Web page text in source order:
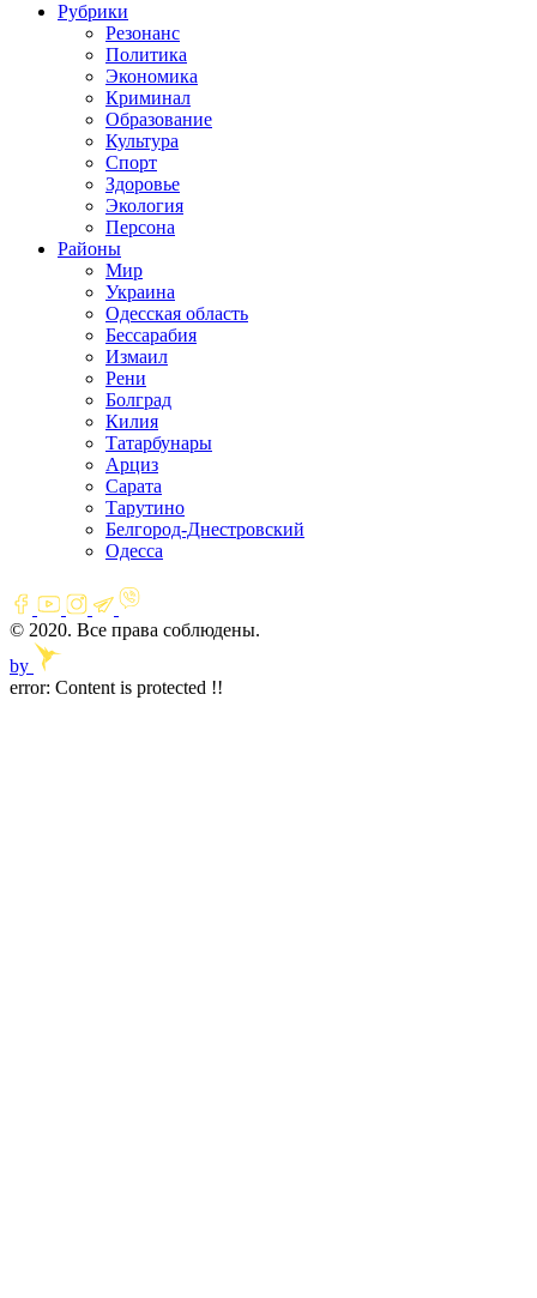
Рубрики
Резонанс
Политика
Экономика
Криминал
Образование
Культура
Спорт
Здоровье
Экология
Персона
Районы
Мир
Украина
Одесская область
Бессарабия
Измаил
Рени
Болград
Килия
Татарбунары
Арциз
Сарата
Тарутино
Белгород-Днестровский
Одесса
© 2020. Все права соблюдены.
by
error: Content is protected !!